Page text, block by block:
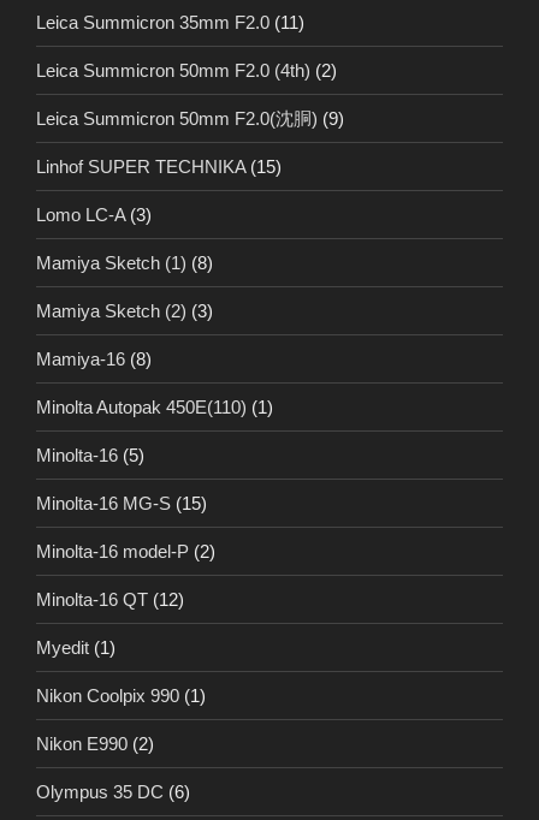
Leica Summicron 35mm F2.0 (11)
Leica Summicron 50mm F2.0 (4th) (2)
Leica Summicron 50mm F2.0(沈胴) (9)
Linhof SUPER TECHNIKA(15)
Lomo LC-A(3)
Mamiya Sketch (1) (8)
Mamiya Sketch (2) (3)
Mamiya-16 (8)
Minolta Autopak 450E(110) (1)
Minolta-16 (5)
Minolta-16 MG-S (15)
Minolta-16 model-P (2)
Minolta-16 QT (12)
Myedit (1)
Nikon Coolpix 990 (1)
Nikon E990 (2)
Olympus 35 DC (6)